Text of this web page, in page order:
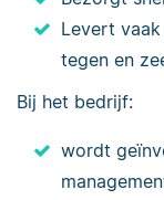
Levert
tegen en
Bij het bedrijf:
wordt